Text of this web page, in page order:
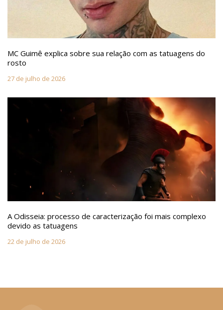
MC Guimê explica sobre sua relação com as tatuagens do
rosto
27 de julho de 2026
A Odisseia: processo de caracterização foi mais complexo
devido as tatuagens
22 de julho de 2026